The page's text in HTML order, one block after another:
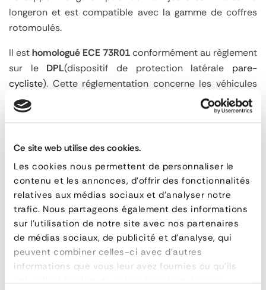
Ce site web utilise des cookies.
Les cookies nous permettent de personnaliser le
contenu et les annonces, d'offrir des fonctionnalités
relatives aux médias sociaux et d'analyser notre
trafic. Nous partageons également des informations
sur l'utilisation de notre site avec nos partenaires
de médias sociaux, de publicité et d'analyse, qui
peuvent combiner celles-ci avec d'autres
informations que vous leur avez fournies ou qu'ils
longeron et est compatible avec la gamme de coffres
rotomoulés.
Il esthomologué ECE 73R01conformément au règlement
sur le DPL(dispositif de protection latérale pare-
cycliste). Cette réglementation concerne les véhicules
de plus de 3T5 :
les porteursde classe N2 et N3
Il est homologué en ensemble complet, Coffre + support
Support
longeron
gamme
Coffres
FAQ